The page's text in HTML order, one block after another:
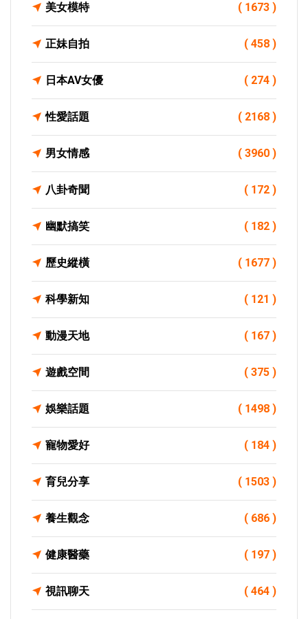
美女模特 ( 1673 )
正妹自拍 ( 458 )
日本AV女優 ( 274 )
性愛話題 ( 2168 )
男女情感 ( 3960 )
八卦奇聞 ( 172 )
幽默搞笑 ( 182 )
歷史縱橫 ( 1677 )
科學新知 ( 121 )
動漫天地 ( 167 )
遊戲空間 ( 375 )
娛樂話題 ( 1498 )
寵物愛好 ( 184 )
育兒分享 ( 1503 )
養生觀念 ( 686 )
健康醫藥 ( 197 )
視訊聊天 ( 464 )